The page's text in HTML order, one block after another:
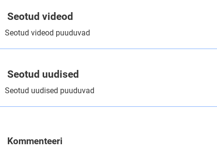
Seotud videod
Seotud videod puuduvad
Seotud uudised
Seotud uudised puuduvad
Kommenteeri